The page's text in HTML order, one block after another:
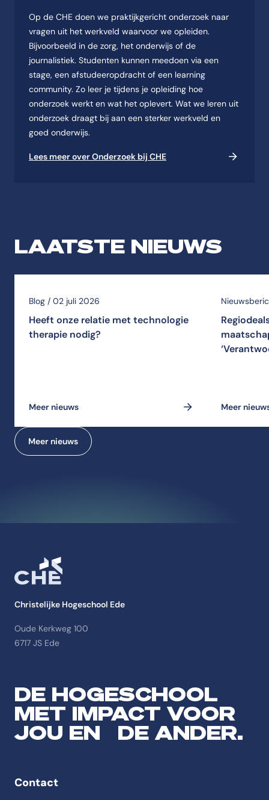
Op de CHE doen we praktijkgericht onderzoek naar
vragen uit het werkveld waarvoor we opleiden.
Bijvoorbeeld in de zorg, het onderwijs of de
journalistiek. Studenten kunnen meedoen via een
stage, een afstudeeropdracht of een learning
community. Zo leer je tijdens je opleiding hoe
onderzoek werkt en wat het oplevert. Wat we leren uit
onderzoek draagt bij aan een sterker werkveld en
goed onderwijs.
Lees meer over Onderzoek bij CHE
LAATSTE NIEUWS
Blog / 02 juli 2026
Heeft onze relatie met technologie
therapie nodig?
Meer nieuws Meer
Meer nieuws
Christelijke Hogeschool Ede
Oude Kerkweg 100
6717 JS Ede
DE HOGESCHOOL
MET IMPACT VOOR
JOU EN DE ANDER.
Contact